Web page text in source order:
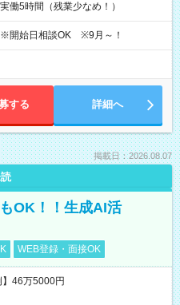
働5時間（残業少なめ！）
開始日相談OK ※9月～！
する 詳細へ
掲載日：2026.08.07
OK！！生成AI活
WEB登録・面接OK
46万5000円